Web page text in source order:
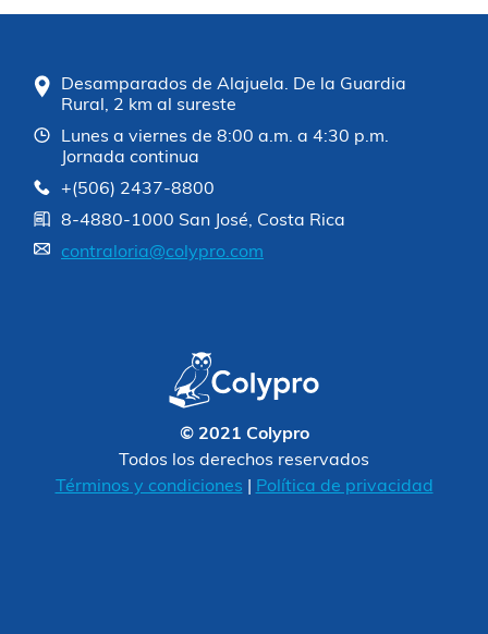
Desamparados de Alajuela. De la Guardia
Rural, 2 km al sureste
Lunes a viernes de 8:00 a.m. a 4:30 p.m.
Jornada continua
+(506) 2437-8800
8-4880-1000 San José, Costa Rica
contraloria@colypro.com
© 2021 Colypro
Todos los derechos reservados
Términos y condiciones
Política de privacidad